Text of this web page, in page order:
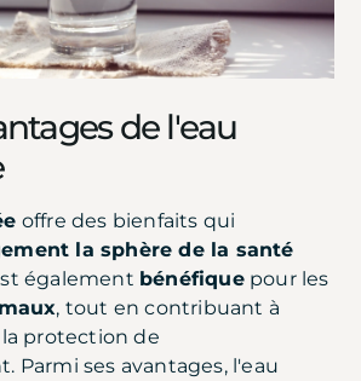
de l'eau
offre des bienfaits qui
la sphère de la santé
également bénéfiquepour les
, tout en contribuant à
protection de
Parmi ses avantages, l'eau